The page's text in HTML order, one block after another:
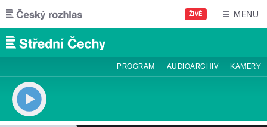
Přejít k hlavnímu obsahu
ŽIVĚ MENU
PROGRAM AUDIOARCHIV KAMERY